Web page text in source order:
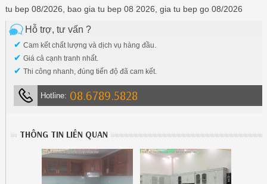
tu bep 08/2026, bao gia tu bep 08 2026, gia tu bep go 08/2026
Hỗ trợ, tư vấn ?
✔ Cam kết chất lượng và dịch vụ hàng đầu.
✔ Giá cả cạnh tranh nhất.
✔ Thi công nhanh, đúng tiến độ đã cam kết.
Hotline: 08.6789.5828
THÔNG TIN LIÊN QUAN